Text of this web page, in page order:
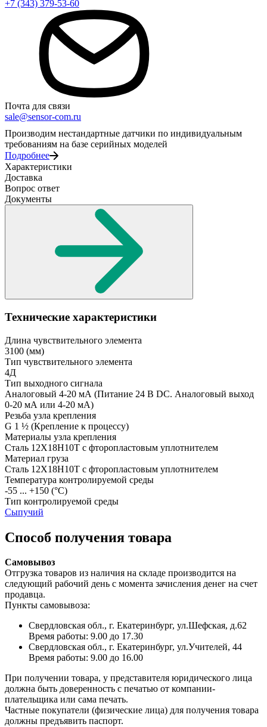
+7 (343) 379-53-60
Почта для связи
sale@sensor-com.ru
Производим нестандартные датчики по индивидуальным
требованиям на базе серийных моделей
Подробнее
Характеристики
Доставка
Вопрос ответ
Документы
Технические характеристики
Длина чувствительного элемента
3100 (мм)
Тип чувствительного элемента
4Д
Тип выходного сигнала
Аналоговый 4-20 мА (Питание 24 В DC. Аналоговый выход
0-20 мА или 4-20 мА)
Резьба узла крепления
G 1 ½ (Крепление к процессу)
Материалы узла крепления
Сталь 12Х18Н10Т с фторопластовым уплотнителем
Материал груза
Сталь 12Х18Н10Т с фторопластовым уплотнителем
Температура контролируемой среды
-55 ... +150 (°С)
Тип контролируемой среды
Сыпучий
Способ получения товара
Самовывоз
Отгрузка товаров из наличия на складе производится на
следующий рабочий день с момента зачисления денег на счет
продавца.
Пункты самовывоза:
Свердловская обл., г. Екатеринбург, ул.Шефская, д.62
Время работы: 9.00 до 17.30
Свердловская обл., г. Екатеринбург, ул.Учителей, 44
Время работы: 9.00 до 16.00
При получении товара, у представителя юридического лица
должна быть доверенность с печатью от компании-
плательщика или сама печать.
Частные покупатели (физические лица) для получения товара
должны предъявить паспорт.